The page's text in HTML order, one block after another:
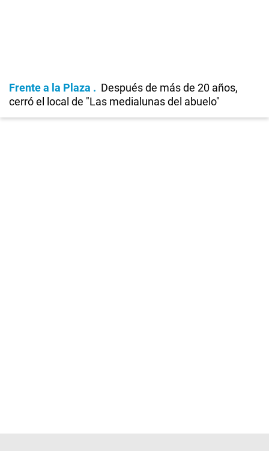
Frente a la Plaza
Después de más de 20 años,
cerró el local de "Las medialunas del abuelo"